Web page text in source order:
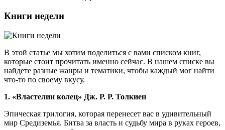
Книги недели
В этой статье мы хотим поделиться с вами списком книг,
которые стоит прочитать именно сейчас. В нашем списке вы
найдете разные жанры и тематики, чтобы каждый мог найти
что-то по своему вкусу.
1. «Властелин колец» Дж. Р. Р. Толкиен
Эпическая трилогия, которая перенесет вас в удивительный
мир Средиземья. Битва за власть и судьбу мира в руках героев,